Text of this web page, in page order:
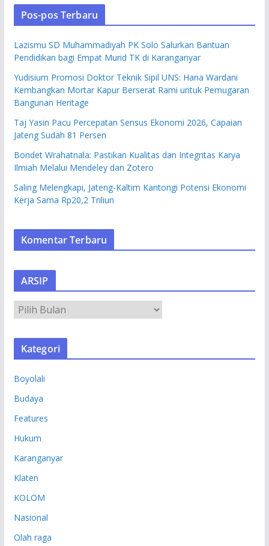
Pos-pos Terbaru
Lazismu SD Muhammadiyah PK Solo Salurkan Bantuan
Pendidikan bagi Empat Murid TK di Karanganyar
Yudisium Promosi Doktor Teknik Sipil UNS: Hana Wardani
Kembangkan Mortar Kapur Berserat Rami untuk Pemugaran
Bangunan Heritage
Taj Yasin Pacu Percepatan Sensus Ekonomi 2026, Capaian
Jateng Sudah 81 Persen
Bondet Wrahatnala: Pastikan Kualitas dan Integritas Karya
Ilmiah Melalui Mendeley dan Zotero
Saling Melengkapi, Jateng-Kaltim Kantongi Potensi Ekonomi
Kerja Sama Rp20,2 Triliun
Komentar Terbaru
ARSIP
R
S
Kategori
Boyolali
Budaya
Features
Hukum
Karanganyar
Klaten
KOLOM
Nasional
Olah raga